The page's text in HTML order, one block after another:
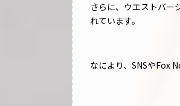
さらに、ウエストバー
れています。
なにより、SNSやFox